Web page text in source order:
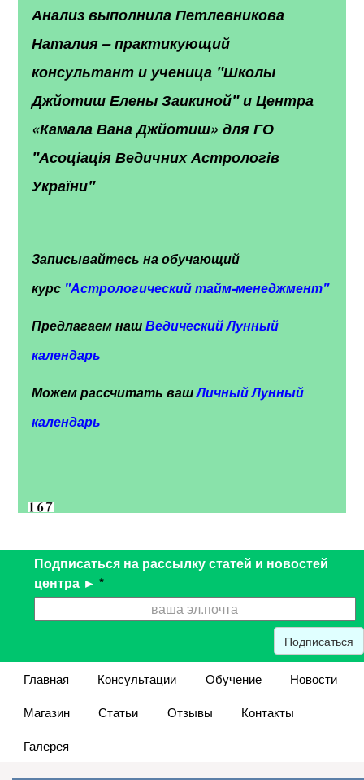
Анализ выполнила Петлевникова
Наталия – практикующий
консультант и ученица "Школы
Джйотиш Елены Заикиной" и Центра
«Камала Вана Джйотиш» для ГО
"Асоціація Ведичних Астрологів
України"
Записывайтесь на обучающий
курс "Астрологический тайм-менеджмент"
Предлагаем нашВедический Лунный
календарь
Можем рассчитать вашЛичный Лунный
календарь
Подписаться на рассылку статей и новостей
центра ► *
Подписаться
Главная Консультации Обучение
Новости
Магазин
Статьи Отзывы
Контакты
Галерея